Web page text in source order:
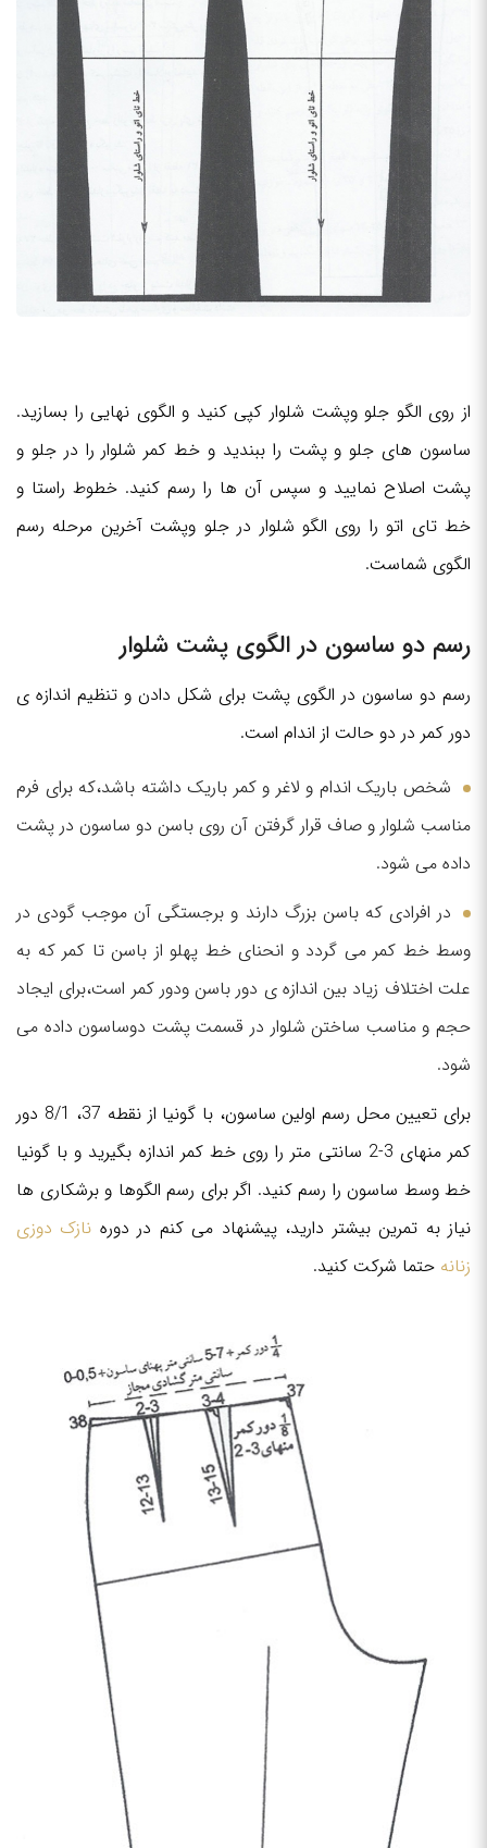
از روی الگو جلو وپشت شلوار کپی کنید و الگوی نهایی را بسازید.
ساسون های جلو و پشت را ببندید و خط کمر شلوار را در جلو و
پشت اصلاح نمایید و سپس آن ها را رسم کنید. خطوط راستا و
خط تای اتو را روی الگو شلوار در جلو وپشت آخرین مرحله رسم
الگوی شماست.
رسم دو ساسون در الگوی پشت شلوار
رسم دو ساسون در الگوی پشت برای شکل دادن و تنظیم اندازه ی
دور کمر در دو حالت از اندام است.
شخص باریک اندام و لاغر و کمر باریک داشته باشد،که برای فرم
مناسب شلوار و صاف قرار گرفتن آن روی باسن دو ساسون در پشت
داده می شود.
در افرادی که باسن بزرگ دارند و برجستگی آن موجب گودی در
وسط خط کمر می گردد و انحنای خط پهلو از باسن تا کمر که به
علت اختلاف زیاد بین اندازه ی دور باسن ودور کمر است،برای ایجاد
حجم و مناسب ساختن شلوار در قسمت پشت دوساسون داده می
شود.
برای تعیین محل رسم اولین ساسون، با گونیا از نقطه 37، 8/1 دور
کمر منهای 3-2 سانتی متر را روی خط کمر اندازه بگیرید و با گونیا
خط وسط ساسون را رسم کنید. اگر برای رسم الگوها و برشکاری ها
نیاز به تمرین بیشتر دارید، پیشنهاد می کنم در دوره نازک دوزی
زنانه حتما شرکت کنید.